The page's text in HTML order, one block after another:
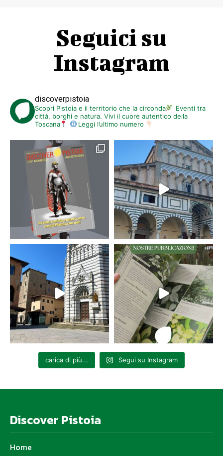
Seguici su
Instagram
discoverpistoia
Scopri Pistoia e il territorio che la circonda
Eventi tra
città, borghi e natura. Vivi il cuore autentico della
Toscana
Leggi l’ultimo numero
carica di più... Segui su Instagram
Discover Pistoia
Home